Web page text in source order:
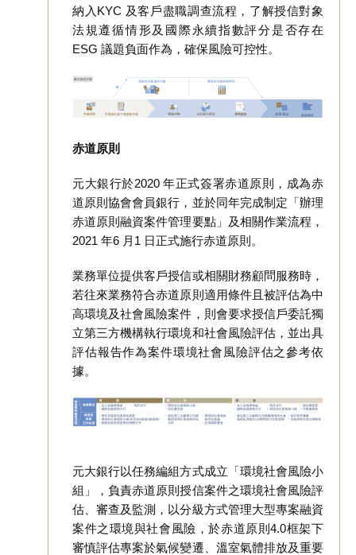
納入KYC 及客戶盡職調查流程，了解授信對象
法規遵循情形及國際永續指數評分是否存在
ESG 議題負面作為，確保風險可控性。
赤道原則
元大銀行於2020 年正式簽署赤道原則，成為赤
道原則協會會員銀行，並於同年完成制定「辦理
赤道原則融資案件管理要點」及相關作業流程，
2021 年6 月1 日正式施行赤道原則。
業務單位提供客戶授信或相關財務顧問服務時，
若往來業務符合赤道原則適用條件且被評估為中
高環境及社會風險案件，則會要求授信戶委託獨
立第三方機構執行環境和社會風險評估，並出具
評估報告作為案件環境社會風險評估之參考依
據。
元大銀行以任務編組方式成立「環境社會風險小
組」，負責赤道原則授信案件之環境社會風險評
估、審查及監測，以分級方式管理大型專案融資
案件之環境與社會風險，於赤道原則4.0框架下
審慎評估專案於氣候變遷、溫室氣體排放及重要